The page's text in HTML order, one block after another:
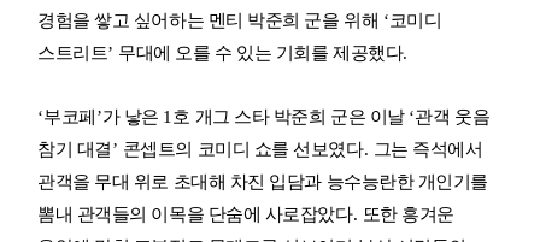
경험을 쌓고 싶어하는 멘티 박준희 군을 위해 ‘코미디
스트리트’ 무대에 오를 수 있는 기회를 제공했다.
‘부코페 ’가 낳은 1 호 개그 스타 박준희 군은 이날 ‘관객 웃음
참기 대결’ 콘셉트의 코미디 쇼를 선보였다. 그는 즉석에서
관객을 무대 위로 초대해 차진 입담과 능수능란한 개인기를
뽐내 관객들의 이목을 단숨에 사로잡았다. 또한 흥겨운